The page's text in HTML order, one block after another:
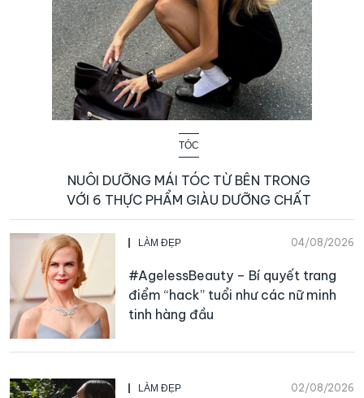
TÓC
NUÔI DƯỠNG MÁI TÓC TỪ BÊN TRONG
VỚI 6 THỰC PHẨM GIÀU DƯỠNG CHẤT
LÀM ĐẸP 04/08/2026
#AgelessBeauty – Bí quyết trang
điểm “hack” tuổi như các nữ minh
tinh hàng đầu
LÀM ĐẸP 02/08/2026